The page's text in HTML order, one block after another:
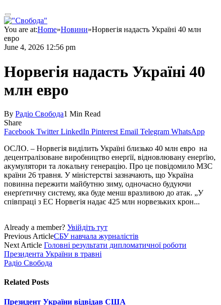
You are at:Home»Новини»Норвегія надасть Україні 40 млн
евро
June 4, 2026 12:56 pm
Норвегія надасть Україні 40
млн евро
By Радіо Свобода1 Min Read
Share
Facebook Twitter LinkedIn Pinterest Email Telegram WhatsApp
ОСЛО. – Норвегія виділить Україні близько 40 млн евро на
децентралізоване виробництво енерґії, відновлювану енерґію,
акумулятори та локальну генерацію. Про це повідомило МЗС
країни 26 травня. У міністерстві зазначають, що Україна
повинна пережити майбутню зиму, одночасно будуючи
енерґетичну систему, яка буде менш вразливою до атак. „У
співпраці з ЕС Норвегія надає 425 млн норвезьких крон...
Already a member? Увійдіть тут
Previous ArticleСБУ навчала журналістів
Next Article Головні результати дипломатичної роботи
Президента України в травні
Радіо Свобода
Related Posts
Президент України відвідав США